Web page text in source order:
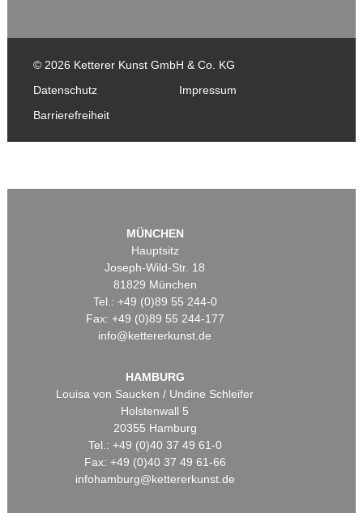
© 2026 Ketterer Kunst GmbH & Co. KG
Datenschutz
Impressum
Barrierefreiheit
MÜNCHEN
Hauptsitz
Joseph-Wild-Str. 18
81829 München
Tel.: +49 (0)89 55 244-0
Fax: +49 (0)89 55 244-177
info@kettererkunst.de
HAMBURG
Louisa von Saucken / Undine Schleifer
Holstenwall 5
20355 Hamburg
Tel.: +49 (0)40 37 49 61-0
Fax: +49 (0)40 37 49 61-66
infohamburg@kettererkunst.de